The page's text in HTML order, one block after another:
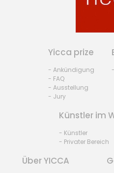
Yicca prize
- Ankündigung
- FAQ
- Ausstellung
- Jury
Künstler im
- Künstler
- Privater Bereich
Über YICCA